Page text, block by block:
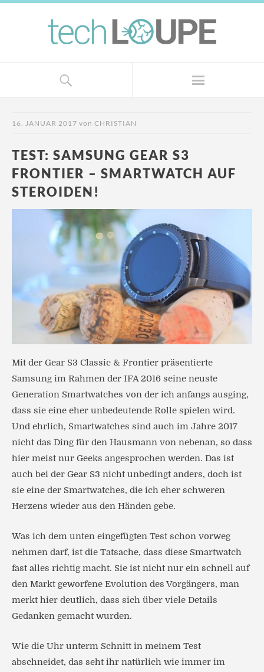
16. JANUAR 2017 von CHRISTIAN
TEST: SAMSUNG GEAR S3
FRONTIER – SMARTWATCH AUF
STEROIDEN!
Mit der Gear S3 Classic & Frontier präsentierte
Samsung im Rahmen der IFA 2016 seine neuste
Generation Smartwatches von der ich anfangs ausging,
dass sie eine eher unbedeutende Rolle spielen wird.
Und ehrlich, Smartwatches sind auch im Jahre 2017
nicht das Ding für den Hausmann von nebenan, so dass
hier meist nur Geeks angesprochen werden. Das ist
auch bei der Gear S3 nicht unbedingt anders, doch ist
sie eine der Smartwatches, die ich eher schweren
Herzens wieder aus den Händen gebe.
Was ich dem unten eingefügten Test schon vorweg
nehmen darf, ist die Tatsache, dass diese Smartwatch
fast alles richtig macht. Sie ist nicht nur ein schnell auf
den Markt geworfene Evolution des Vorgängers, man
merkt hier deutlich, dass sich über viele Details
Gedanken gemacht wurden.
Wie die Uhr unterm Schnitt in meinem Test
abschneidet, das seht ihr natürlich wie immer im